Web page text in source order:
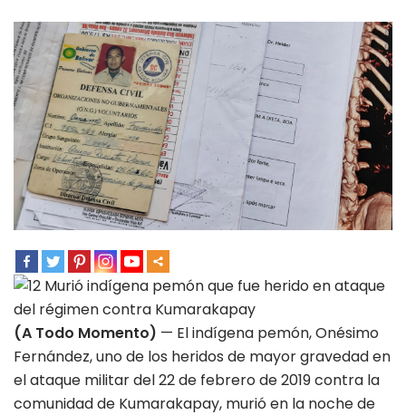
(A Todo Momento) — El indígena pemón, Onésimo
Fernández, uno de los heridos de mayor gravedad en
el ataque militar del 22 de febrero de 2019 contra la
comunidad de Kumarakapay, murió en la noche de